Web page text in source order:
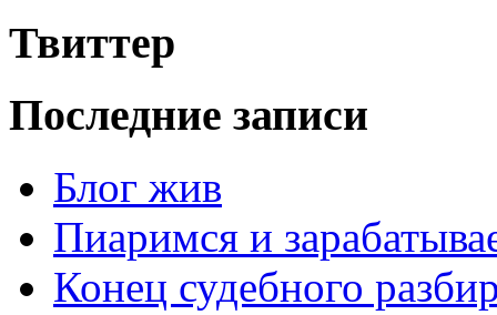
Твиттер
Последние записи
Блог жив
Пиаримся и
Конец судебного